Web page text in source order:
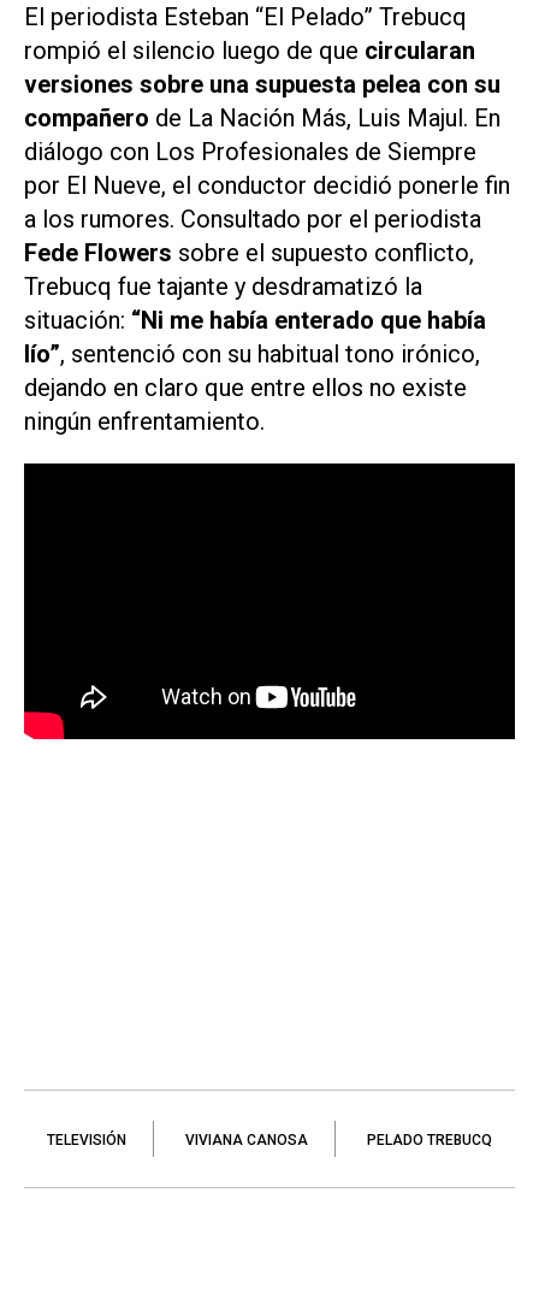
El periodista Esteban “El Pelado” Trebucq
rompió el silencio luego de que circularan
versiones sobre una supuesta pelea con su
compañero de La Nación Más, Luis Majul. En
diálogo con Los Profesionales de Siempre
por El Nueve, el conductor decidió ponerle fin
a los rumores. Consultado por el periodista
Fede Flowers sobre el supuesto conflicto,
Trebucq fue tajante y desdramatizó la
situación: “Ni me había enterado que había
lío”, sentenció con su habitual tono irónico,
dejando en claro que entre ellos no existe
ningún enfrentamiento.
TELEVISIÓN VIVIANA CANOSA PELADO TREBUCQ